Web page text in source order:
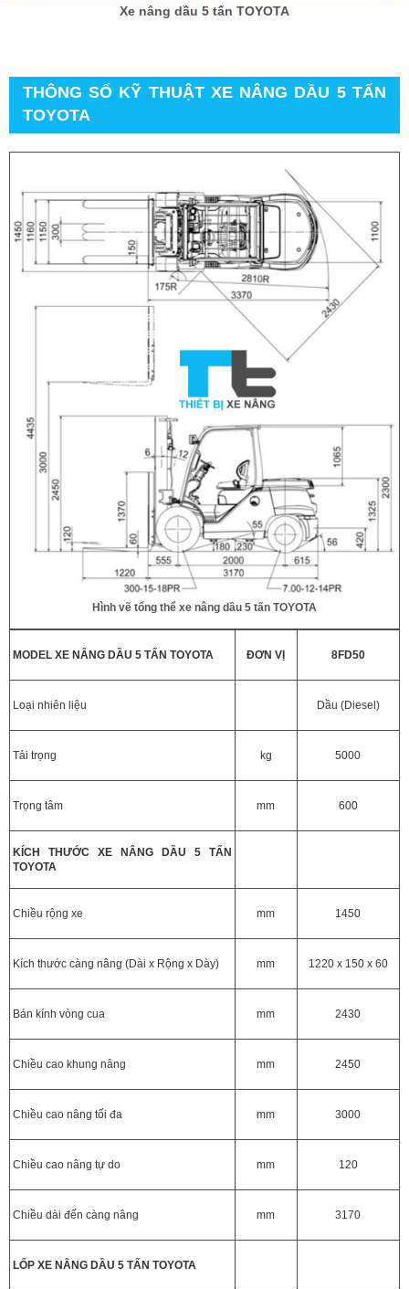
Xe nâng dầu 5 tấn TOYOTA
THÔNG SỐ KỸ THUẬT XE NÂNG DẦU 5 TẤN
TOYOTA
Hình vẽ tổng thể xe nâng dầu 5 tấn TOYOTA
MODEL XE NÂNG DẦU 5 TẤN TOYOTA ĐƠN VỊ 8FD50
Loại nhiên liệu Dầu (Diesel)
Tải trọng kg 5000
Trọng tâm mm 600
KÍCH THƯỚC XE NÂNG DẦU 5 TẤN
TOYOTA
Chiều rộng xe mm 1450
Kích thước càng nâng (Dài x Rộng x Dày) mm 1220 x 150 x 60
Bán kính vòng cua mm 2430
Chiều cao khung nâng mm 2450
Chiều cao nâng tối đa mm 3000
Chiều cao nâng tự do mm 120
Chiều dài đến càng nâng mm 3170
LỐP XE NÂNG DẦU 5 TẤN TOYOTA